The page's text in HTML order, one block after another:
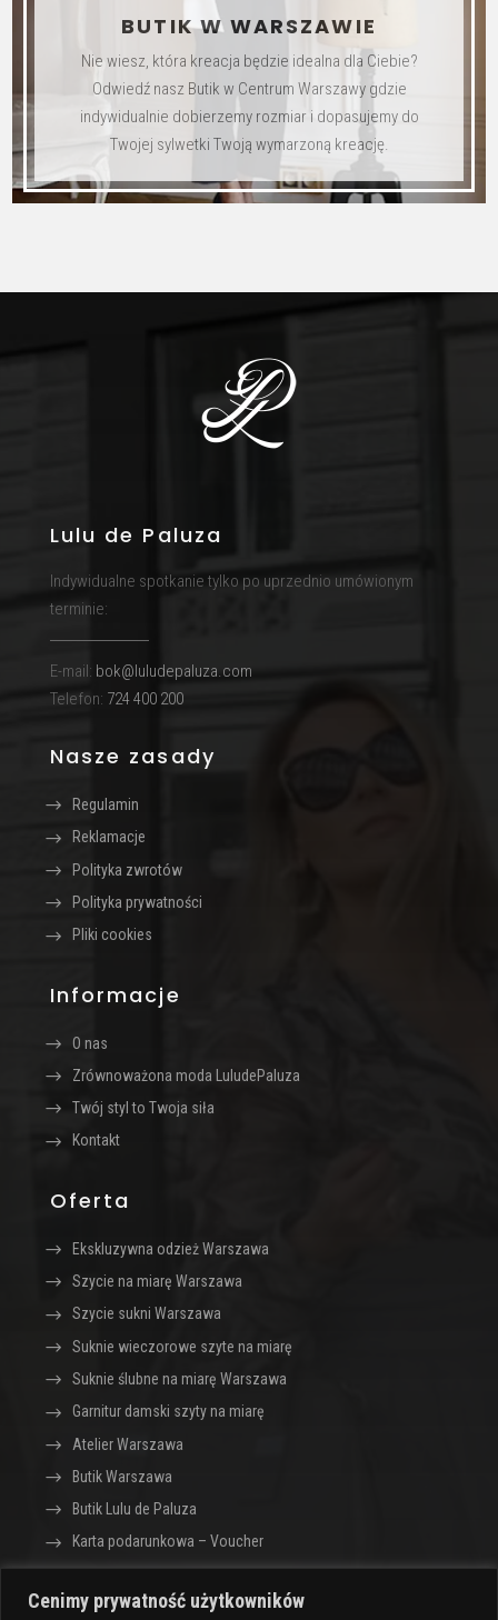
Cenimy prywatność użytkowników
BUTIK W WARSZAWIE
Nie wiesz, która kreacja będzie idealna dla Ciebie?
Odwiedź nasz Butik w Centrum Warszawy gdzie
indywidualnie dobierzemy rozmiar i dopasujemy do
Twojej sylwetki Twoją wymarzoną kreację.
Lulu de Paluza
Indywidualne spotkanie tylko po uprzednio umówionym
terminie:
E-mail: bok@luludepaluza.com
Telefon: 724 400 200
Nasze zasady
Regulamin
Reklamacje
Polityka zwrotów
Polityka prywatności
Pliki cookies
Informacje
O nas
Zrównoważona moda LuludePaluza
Twój styl to Twoja siła
Kontakt
Oferta
Ekskluzywna odzież Warszawa
Szycie na miarę Warszawa
Szycie sukni Warszawa
Suknie wieczorowe szyte na miarę
Suknie ślubne na miarę Warszawa
Garnitur damski szyty na miarę
Atelier Warszawa
Butik Warszawa
Butik Lulu de Paluza
Karta podarunkowa – Voucher